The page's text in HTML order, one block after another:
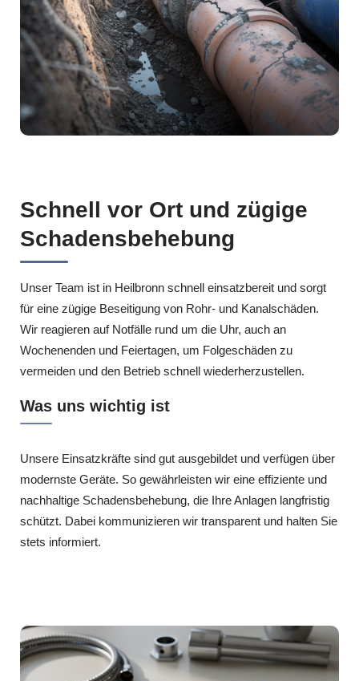
Schnell vor Ort und zügige
Schadensbehebung
Unser Team ist in Heilbronn schnell einsatzbereit und sorgt
für eine zügige Beseitigung von Rohr- und Kanalschäden.
Wir reagieren auf Notfälle rund um die Uhr, auch an
Wochenenden und Feiertagen, um Folgeschäden zu
vermeiden und den Betrieb schnell wiederherzustellen.
Was uns wichtig ist
Unsere Einsatzkräfte sind gut ausgebildet und verfügen über
modernste Geräte. So gewährleisten wir eine effiziente und
nachhaltige Schadensbehebung, die Ihre Anlagen langfristig
schützt. Dabei kommunizieren wir transparent und halten Sie
stets informiert.